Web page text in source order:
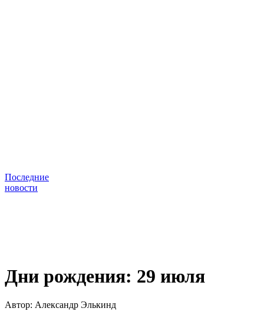
Последние
новости
Дни рождения: 29 июля
Автор: Александр Элькинд